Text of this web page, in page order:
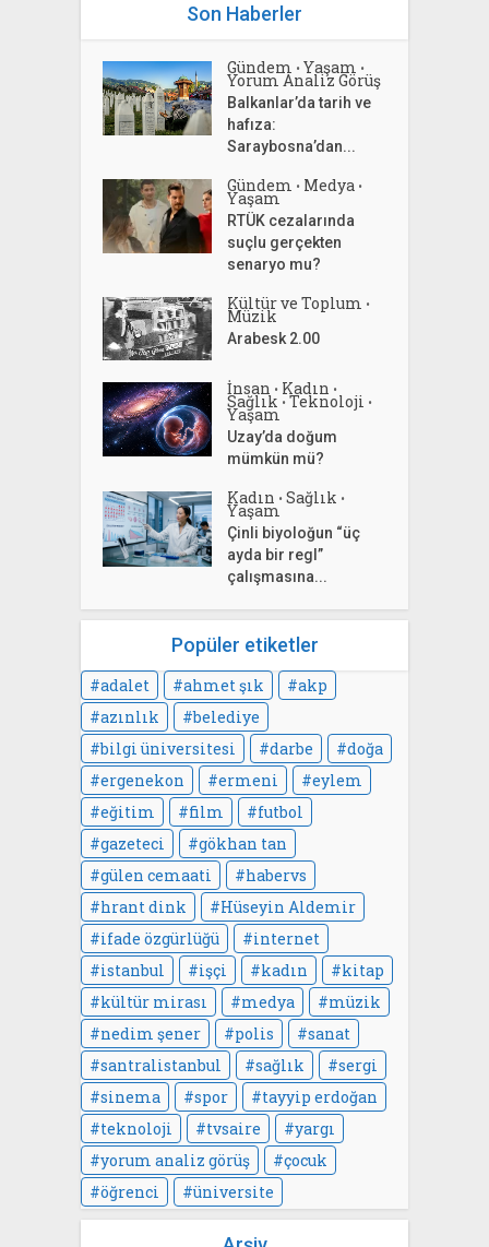
Son Haberler
Gündem • Yaşam •
Yorum Analiz Görüş
Balkanlar’da tarih ve
hafıza:
Saraybosna’dan...
Gündem • Medya •
Yaşam
RTÜK cezalarında
suçlu gerçekten
senaryo mu?
Kültür ve Toplum •
Müzik
Arabesk 2.00
İnsan • Kadın •
Sağlık • Teknoloji •
Yaşam
Uzay’da doğum
mümkün mü?
Kadın • Sağlık •
Yaşam
Çinli biyoloğun “üç
ayda bir regl”
çalışmasına...
Popüler etiketler
adalet ahmet şık
akp
azınlık
belediye
bilgi üniversitesi
darbe
doğa
ergenekon
ermeni
eylem
eğitim
film
futbol
gazeteci
gökhan tan
gülen cemaati
habervs
hrant dink
Hüseyin Aldemir
ifade özgürlüğü
internet
istanbul
işçi kadın
kitap
kültür mirası
medya
müzik
nedim şener
polis
sanat
santralistanbul
sağlık
sergi
sinema
spor
tayyip erdoğan
teknoloji
tvsaire
yargı
yorum analiz görüş
çocuk
öğrenci
üniversite